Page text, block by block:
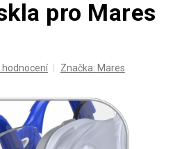
pro Mares
hodnocení Značka: Mares